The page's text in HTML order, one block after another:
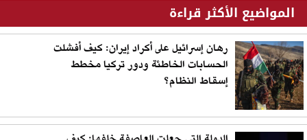
المواضيع الأكثر قراءة
رهان إسرائيل على أكراد إيران: كيف أفشلت
الحسابات الخاطئة ودور تركيا مخطط
إسقاط النظام؟